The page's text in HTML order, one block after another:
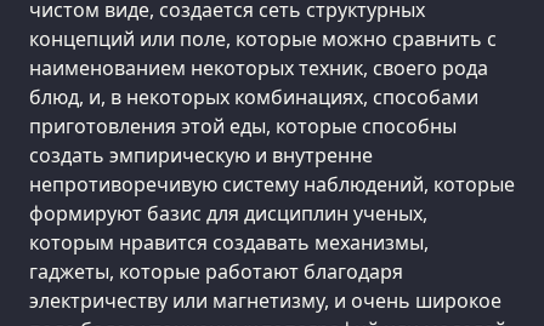
чистом виде, создается сеть структурных
концепций или поле, которые можно сравнить с
наименованием некоторых техник, своего рода
блюд, и, в некоторых комбинациях, способами
приготовления этой еды, которые способны
создать эмпирическую и внутренне
непротиворечивую систему наблюдений, которые
формируют базис для дисциплин ученых,
которым нравится создавать механизмы,
гаджеты, которые работают благодаря
электричеству или магнетизму, и очень широкое